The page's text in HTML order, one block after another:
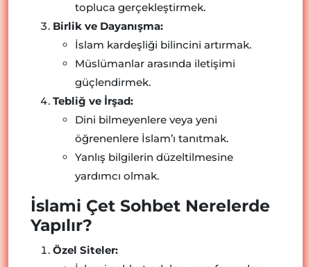
topluca gerçekleştirmek.
Birlik ve Dayanışma:
İslam kardeşliği bilincini artırmak.
Müslümanlar arasında iletişimi
güçlendirmek.
Tebliğ ve İrşad:
Dini bilmeyenlere veya yeni
öğrenenlere İslam’ı tanıtmak.
Yanlış bilgilerin düzeltilmesine
yardımcı olmak.
İslami Çet Sohbet Nerelerde
Yapılır?
Özel Siteler: